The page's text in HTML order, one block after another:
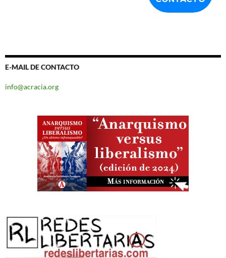
E-MAIL DE CONTACTO
info@acracia.org